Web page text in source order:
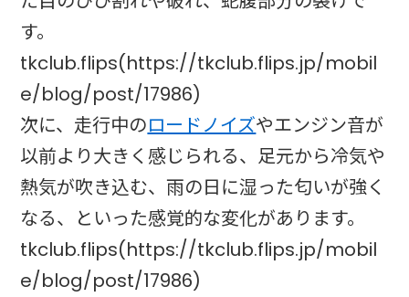
す。
tkclub.flips(https://tkclub.flips.jp/mobil
e/blog/post/17986)
次に、走行中のロードノイズやエンジン音が
以前より大きく感じられる、足元から冷気や
熱気が吹き込む、雨の日に湿った匂いが強く
なる、といった感覚的な変化があります。
tkclub.flips(https://tkclub.flips.jp/mobil
e/blog/post/17986)